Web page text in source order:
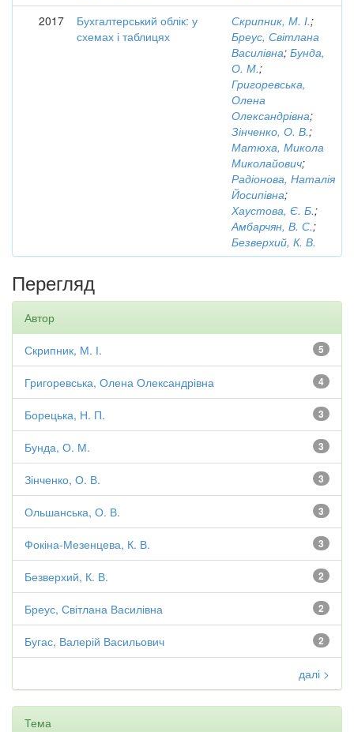
2017
Бухгалтерський облік: у
схемах і таблицях
Скрипник, М. І.;
Бреус, Світлана
Василівна; Бунда,
О. М.;
Григоревська,
Олена
Олександрівна;
Зінченко, О. В.;
Матюха, Микола
Миколайович;
Радіонова, Наталія
Йосипівна;
Хаустова, Є. Б.;
Амбарчян, В. С.;
Безверхий, К. В.
Перегляд
Автор
5
Скрипник, М. І.
4
Григоревська, Олена Олександрівна
3
Борецька, Н. П.
3
Бунда, О. М.
3
Зінченко, О. В.
3
Ольшанська, О. В.
3
Фокіна-Мезенцева, К. В.
2
Безверхий, К. В.
2
Бреус, Світлана Василівна
2
Бугас, Валерій Васильович
далі >
Тема